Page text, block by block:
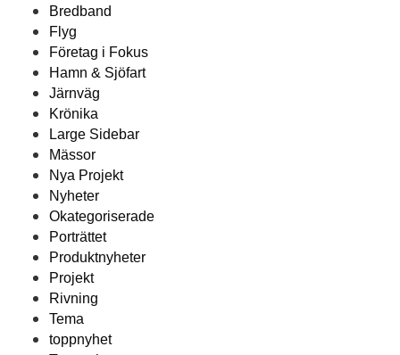
Bredband
Flyg
Företag i Fokus
Hamn & Sjöfart
Järnväg
Krönika
Large Sidebar
Mässor
Nya Projekt
Nyheter
Okategoriserade
Porträttet
Produktnyheter
Projekt
Rivning
Tema
toppnyhet